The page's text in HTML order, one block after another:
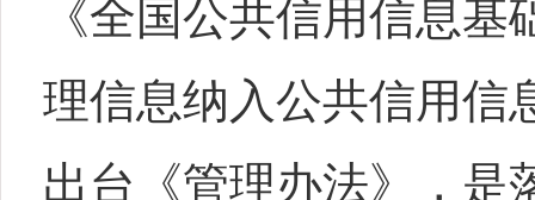
《全国公共信用信息
理信息纳入公共信用信
出台《管理办法》，是